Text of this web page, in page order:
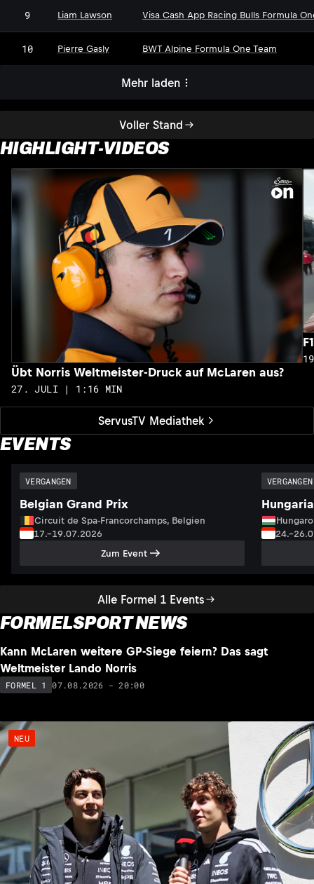
Voller Stand
9 Liam Lawson Visa Cash App Racing Bulls Formula
10 Pierre Gasly BWT Alpine Formula One Team
Mehr laden
HIGHLIGHT-VIDEOS
ServusTV Mediathek
Übt Norris Weltmeister-Druck auf McLaren aus?
27. JULI | 1:16 MIN
EVENTS
Alle Formel 1 Events
VERGANGEN
Belgian Grand Prix
Circuit de Spa-Francorchamps, Belgien
17.–19.07.2026
Zum Event
VERGANGEN
FORMELSPORT NEWS